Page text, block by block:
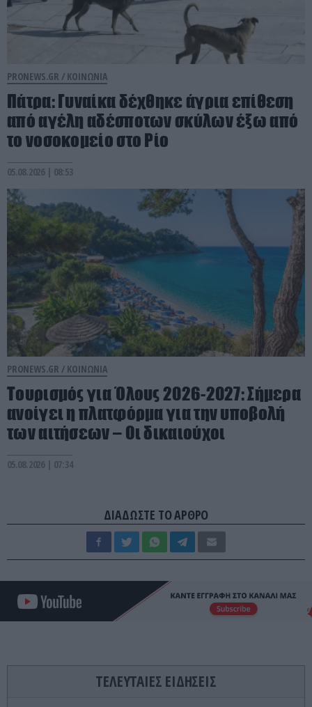
PRONEWS.GR / ΚΟΙΝΩΝΙΑ
Πάτρα: Γυναίκα δέχθηκε άγρια επίθεση
από αγέλη αδέσποτων σκύλων έξω από
το νοσοκομείο στο Ρίο
05.08.2026 | 08:53
PRONEWS.GR / ΚΟΙΝΩΝΙΑ
Τουρισμός για Όλους 2026-2027: Σήμερα
ανοίγει η πλατφόρμα για την υποβολή
των αιτήσεων – Οι δικαιούχοι
05.08.2026 | 07:34
ΔΙΑΔΩΣΤΕ ΤΟ ΑΡΘΡΟ
ΤΕΛΕΥΤΑΙΕΣ ΕΙΔΗΣΕΙΣ